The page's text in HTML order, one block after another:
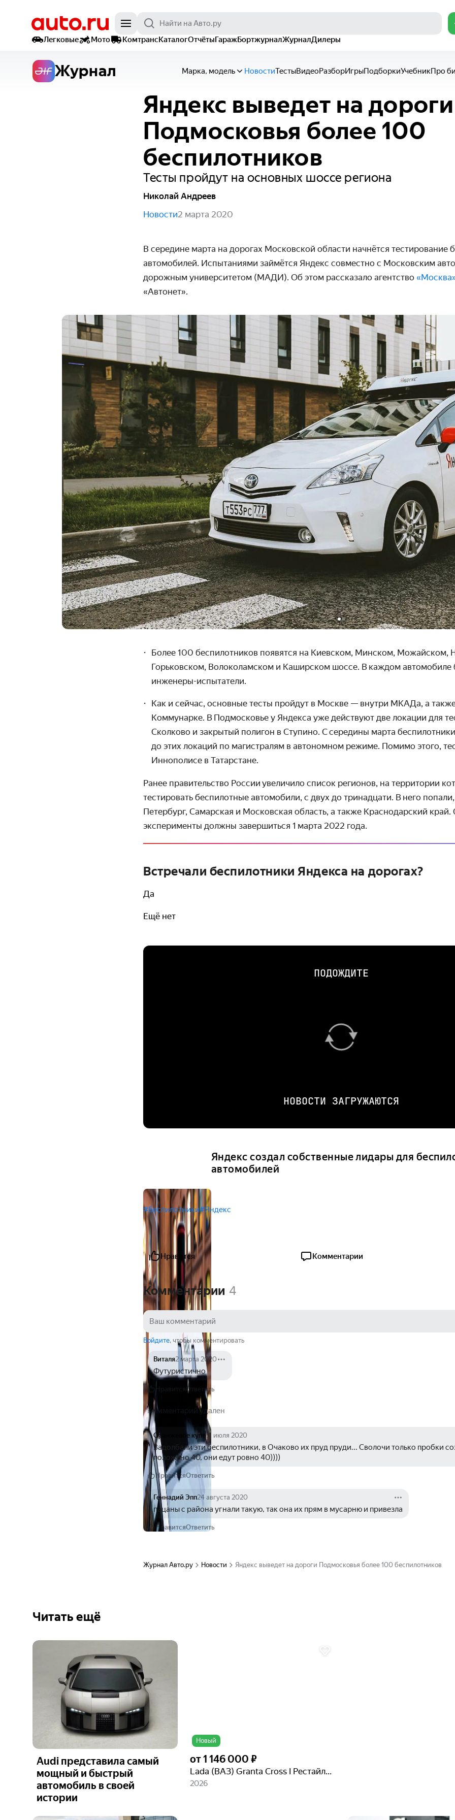
Легковые
Мото КомтрансКаталогОтчётыГаражБортжурналЖурналДилеры
Журнал Марка, модель НовостиТестыВидеоРазборИгрыПодборкиУчебникПро
Яндекс выведет на дороги
Подмосковья более 100
беспилотников
Тесты пройдут на основных шоссе региона
Николай Андреев
Новости2 марта 2020
В середине марта на дорогах Московской области начнётся тестирование
автомобилей. Испытаниями займётся Яндекс совместно с Москов­ским
дорожным университетом (МАДИ). Об этом рассказало агентство
«Автонет».
Более 100 беспилотников появятся на Киевском, Минском, Можайском,
Горьковском, Волоко­ламском и Каширском шоссе. В каждом автомобиле
инженеры-испытатели.
Как и сейчас, основные тесты пройдут в Москве — внутри МКАДа, а
Коммунарке. В Подмосковье у Яндекса уже действуют две локации для
Сколково и закрытый полигон в Ступино. С сере­дины марта
до этих локаций по маги­стралям в автономном режиме. Помимо этого,
Иннополисе в Татарстане.
Ранее правительство России увеличило список регионов, на территории
тестиро­вать беспилотные автомобили, с двух до тринадцати. В него
Петер­бург, Самарская и Московская область, а также Красно­дарский
эксперименты должны завершиться 1 марта 2022 года.
Встречали беспилотники Яндекса на дорогах?
Да
Ещё нет
ПОДОЖДИТЕ
НОВОСТИ ЗАГРУЖАЮТСЯ
Яндекс создал собственные лидары для
автомобилей
#Беспилотники#Яндекс
Нравится Комментарии
Комментарии 4
Войдите, чтобы комментировать
Виталя2 марта 2020
Футуристично
НравитсяОтветить
Комментарий удален
Оранжевое купе31 июля 2020
Задолбали эти беспилотники, в Очаково их пруд пруди... Сволочи только пробки
положено 40, они едут ровно 40))))
НравитсяОтветить
Геннадий Эпп24 августа 2020
пацаны с района угнали такую, так она их прям в мусарню и привезла
НравитсяОтветить
Журнал Авто.ру Новости Яндекс выведет на дороги Подмосковья более 100 беспилотников
Читать ещё
Audi представила самый
мощный и быстрый
автомобиль в своей
истории
Новый
от1 146 000 ₽
Lada (ВАЗ) Granta Cross I Рестайлинг
2026